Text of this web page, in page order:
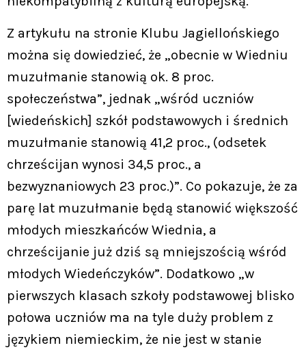
Z artykułu na stronie Klubu Jagiellońskiego
można się dowiedzieć, że „obecnie w Wiedniu
muzułmanie stanowią ok. 8 proc.
społeczeństwa”, jednak „wśród uczniów
[wiedeńskich] szkół podstawowych i średnich
muzułmanie stanowią 41,2 proc., (odsetek
chrześcijan wynosi 34,5 proc., a
bezwyznaniowych 23 proc.)”. Co pokazuje, że za
parę lat muzułmanie będą stanowić większość
młodych mieszkańców Wiednia, a
chrześcijanie już dziś są mniejszością wśród
młodych Wiedeńczyków”. Dodatkowo „w
pierwszych klasach szkoły podstawowej blisko
połowa uczniów ma na tyle duży problem z
językiem niemieckim, że nie jest w stanie